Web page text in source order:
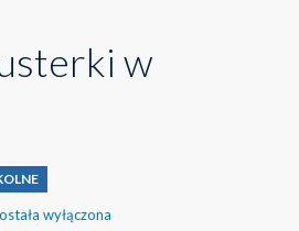
w
wyłączona